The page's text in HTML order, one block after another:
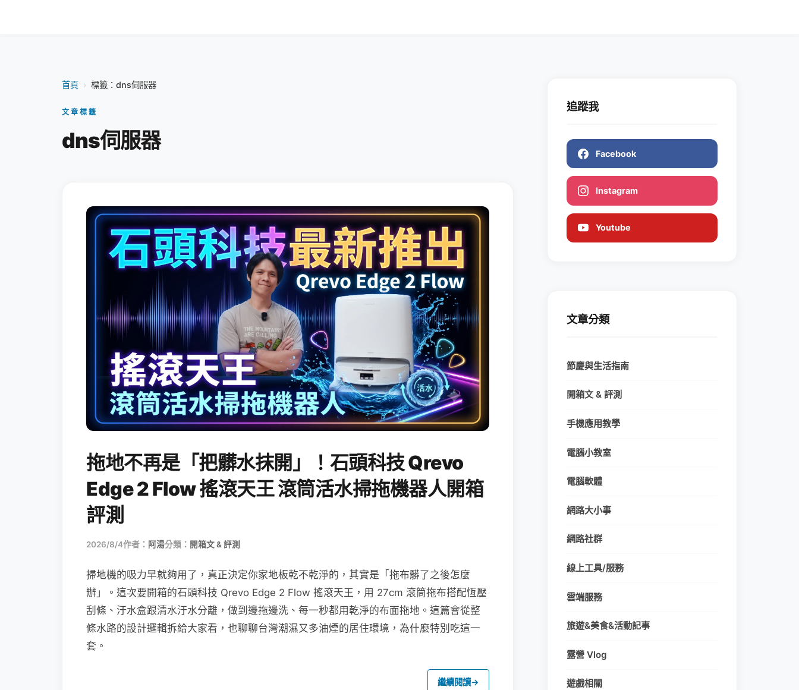
首頁 › 標籤：dns伺服器
文章標籤
dns伺服器
拖地不再是「把髒水抹開」！石頭科技 Qrevo
Edge 2 Flow 搖滾天王 滾筒活水掃拖機器人開箱
評測
2026/8/4作者： 阿湯分類： 開箱文 & 評測
掃地機的吸力早就夠用了，真正決定你家地板乾不乾淨的，其實是「拖布髒了之後怎麼
辦」。這次要開箱的石頭科技 Qrevo Edge 2 Flow 搖滾天王，用 27cm 滾筒拖布搭配恆壓
刮條、汙水盒跟清水汙水分離，做到邊拖邊洗、每一秒都用乾淨的布面拖地。這篇會從整
條水路的設計邏輯拆給大家看，也聊聊台灣潮濕又多油煙的居住環境，為什麼特別吃這一
套。
繼續閱讀→
追蹤我
Facebook
Instagram
Youtube
文章分類
節慶與生活指南
開箱文 & 評測
手機應用教學
電腦小教室
電腦軟體
網路大小事
網路社群
線上工具/服務
雲端服務
旅遊&美食&活動記事
露營 Vlog
遊戲相關